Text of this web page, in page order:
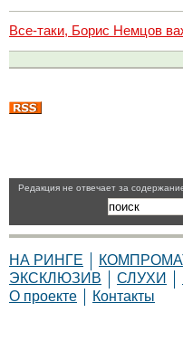
Все-таки, Борис Немцов
Pедакция не отвечает за
НА РИНГЕ
ЭКСКЛЮЗИВ
СЛУХИ
О проекте
Контакты